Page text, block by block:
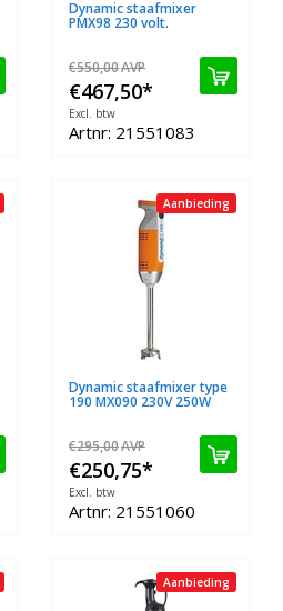
Dynamic staafmixer
PMX98 230 volt.
€550,00AVP
€467,50*
Excl. btw
Artnr: 21551083
Aanbieding
Dynamic staafmixer type
190 MX090 230V 250W
€295,00AVP
€250,75*
Excl. btw
Artnr: 21551060
Aanbieding